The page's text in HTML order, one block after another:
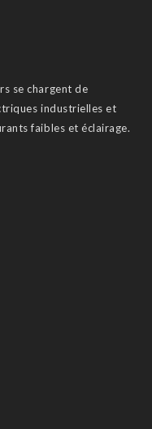
se chargent de
industrielles et
faibles et éclairage.